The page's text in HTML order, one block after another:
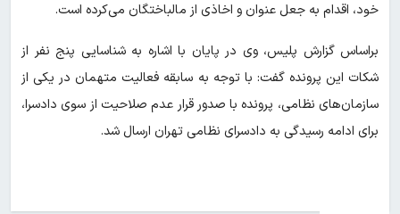
خود، اقدام به جعل عنوان و اخاذی از مالباختگان می‌کرده است.
براساس گزارش پلیس، وی در پایان با اشاره به شناسایی پنج نفر از
شکات این پرونده گفت: با توجه به سابقه فعالیت متهمان در یکی از
سازمان‌های نظامی، پرونده با صدور قرار عدم صلاحیت از سوی دادسرا،
برای ادامه رسیدگی به دادسرای نظامی تهران ارسال شد.